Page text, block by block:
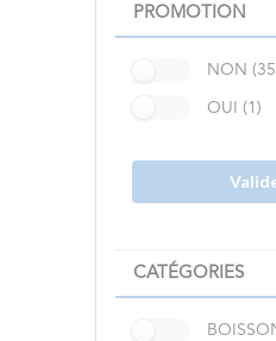
PROMOTION
NON
OUI (1)
CATÉGORIES